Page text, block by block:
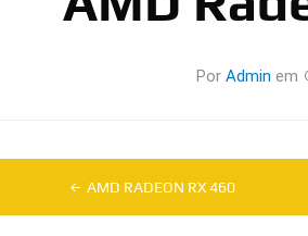
Por Admin em
AMD RADEON RX 460